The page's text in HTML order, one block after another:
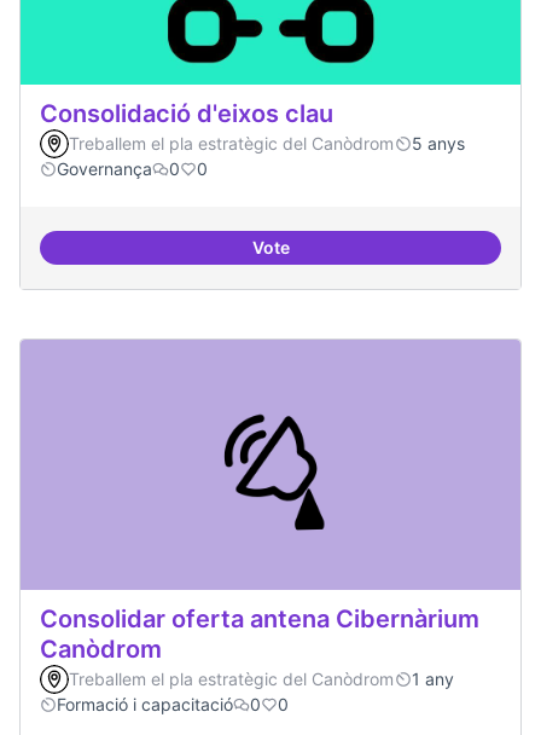
Consolidació d'eixos clau
Treballem el pla estratègic del Canòdrom
5 anys
Governança
0 0
VoteConsolidació d'eixos clau
Consolidar oferta antena Cibernàrium
Canòdrom
Treballem el pla estratègic del Canòdrom
1 any
Formació i capacitació
0 0